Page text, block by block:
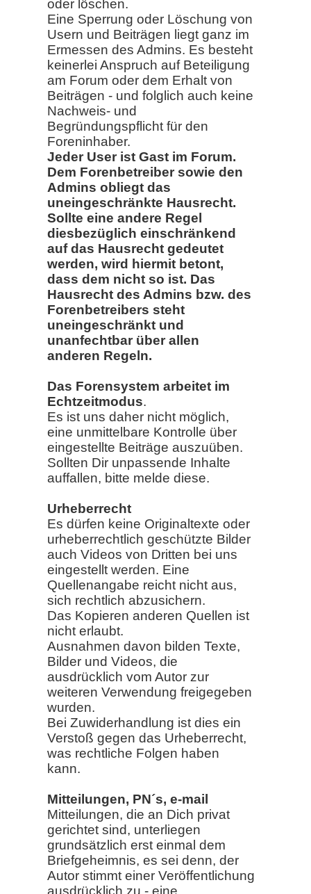
oder löschen.
Eine Sperrung oder Löschung von
Usern und Beiträgen liegt ganz im
Ermessen des Admins. Es besteht
keinerlei Anspruch auf Beteiligung
am Forum oder dem Erhalt von
Beiträgen - und folglich auch keine
Nachweis- und
Begründungspflicht für den
Foreninhaber.
Jeder User ist Gast im Forum.
Dem Forenbetreiber sowie den
Admins obliegt das
uneingeschränkte Hausrecht.
Sollte eine andere Regel
diesbezüglich einschränkend
auf das Hausrecht gedeutet
werden, wird hiermit betont,
dass dem nicht so ist. Das
Hausrecht des Admins bzw. des
Forenbetreibers steht
uneingeschränkt und
unanfechtbar über allen
anderen Regeln.
Das Forensystem arbeitet im
Echtzeitmodus.
Es ist uns daher nicht möglich,
eine unmittelbare Kontrolle über
eingestellte Beiträge auszuüben.
Sollten Dir unpassende Inhalte
auffallen, bitte melde diese.
Urheberrecht
Es dürfen keine Originaltexte oder
urheberrechtlich geschützte Bilder
auch Videos von Dritten bei uns
eingestellt werden. Eine
Quellenangabe reicht nicht aus,
sich rechtlich abzusichern.
Das Kopieren anderen Quellen ist
nicht erlaubt.
Ausnahmen davon bilden Texte,
Bilder und Videos, die
ausdrücklich vom Autor zur
weiteren Verwendung freigegeben
wurden.
Bei Zuwiderhandlung ist dies ein
Verstoß gegen das Urheberrecht,
was rechtliche Folgen haben
kann.
Mitteilungen, PN´s, e-mail
Mitteilungen, die an Dich privat
gerichtet sind, unterliegen
grundsätzlich erst einmal dem
Briefgeheimnis, es sei denn, der
Autor stimmt einer Veröffentlichung
ausdrücklich zu - eine